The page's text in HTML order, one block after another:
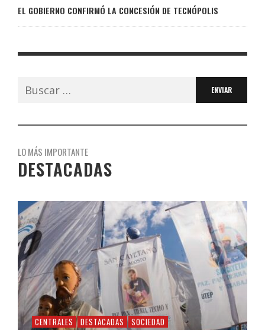
EL GOBIERNO CONFIRMÓ LA CONCESIÓN DE TECNÓPOLIS
Buscar:
LO MÁS IMPORTANTE
DESTACADAS
CENTRALES DESTACADAS SOCIEDAD